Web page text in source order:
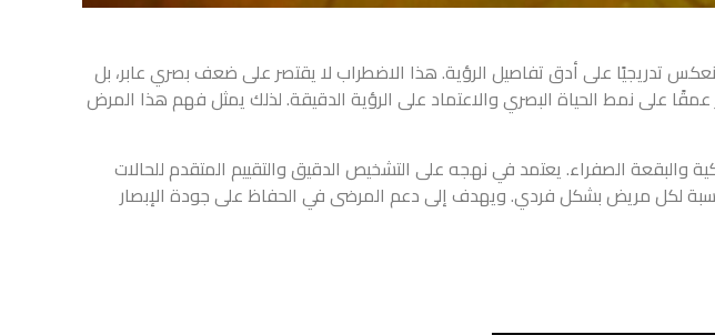
تدريجيًا على أدق تفاصيل الرؤية. هذا الاضطراب لا يقتصر على ضعف بصري عابر، بل
عمقًا على نمط الحياة البصري والاعتماد على الرؤية الدقيقة. لذلك يمثل فهم هذا المرض
الصفراء. يعتمد في نهجه على التشخيص الدقيق والتقييم المتقدم للحالات
لكل مريض بشكل فردي. ويهدف إلى دعم المرضى في الحفاظ على جودة الإبصار